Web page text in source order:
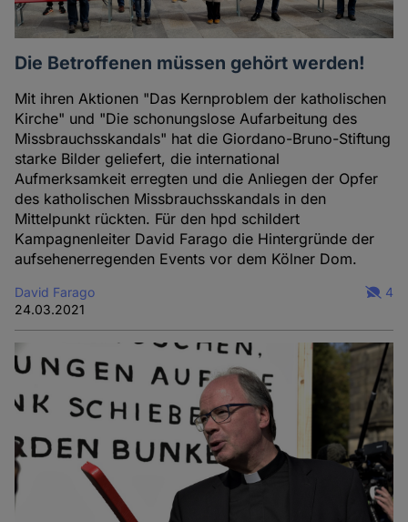
Die Betroffenen müssen gehört werden!
Mit ihren Aktionen "Das Kernproblem der katholischen
Kirche" und "Die schonungslose Aufarbeitung des
Missbrauchsskandals" hat die Giordano-Bruno-Stiftung
starke Bilder geliefert, die international
Aufmerksamkeit erregten und die Anliegen der Opfer
des katholischen Missbrauchsskandals in den
Mittelpunkt rückten. Für den hpd schildert
Kampagnenleiter David Farago die Hintergründe der
aufsehenerregenden Events vor dem Kölner Dom.
David Farago
24.03.2021
4